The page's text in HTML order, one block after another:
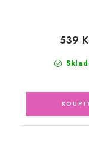
539